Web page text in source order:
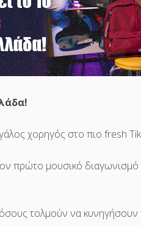
χορηγός στο πιο fresh
πρώτο μουσικό διαγωνισμό
όσους τολμούν να